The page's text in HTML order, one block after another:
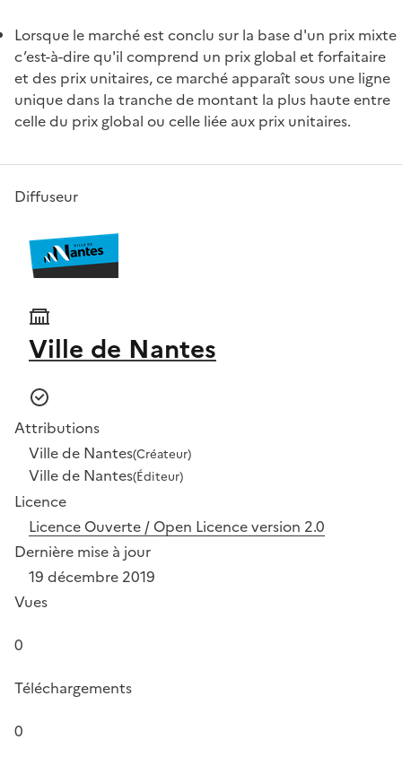
Lorsque le marché est conclu sur la base d'un prix mixte
c’est-à-dire qu'il comprend un prix global et forfaitaire
et des prix unitaires, ce marché apparaît sous une ligne
unique dans la tranche de montant la plus haute entre
celle du prix global ou celle liée aux prix unitaires.
Diffuseur
Ville de Nantes
Attributions
Ville de Nantes(Créateur)
Ville de Nantes(Éditeur)
Licence
Licence Ouverte / Open Licence version 2.0
Dernière mise à jour
19 décembre 2019
Vues
0
Téléchargements
0